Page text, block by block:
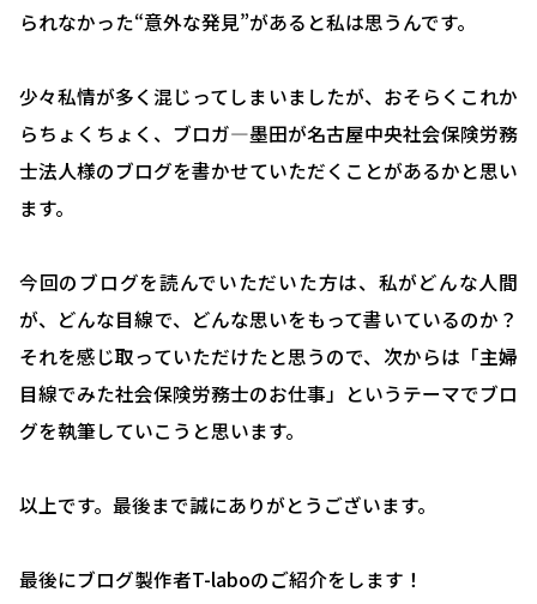
社会保険・給与計算について
お客様の声
ブログ＆ニュース
会社概要
お問い合わせ・相談予約
られなかった“意外な発見”があると私は思うんです。
少々私情が多く混じってしまいましたが、おそらくこれか
らちょくちょく、ブロガ―墨田が名古屋中央社会保険労務
士法人様のブログを書かせていただくことがあるかと思い
ます。
今回のブログを読んでいただいた方は、私がどんな人間
が、どんな目線で、どんな思いをもって書いているのか？
それを感じ取っていただけたと思うので、次からは「主婦
目線でみた社会保険労務士のお仕事」というテーマでブロ
グを執筆していこうと思います。
以上です。最後まで誠にありがとうございます。
最後にブログ製作者T-laboのご紹介をします！